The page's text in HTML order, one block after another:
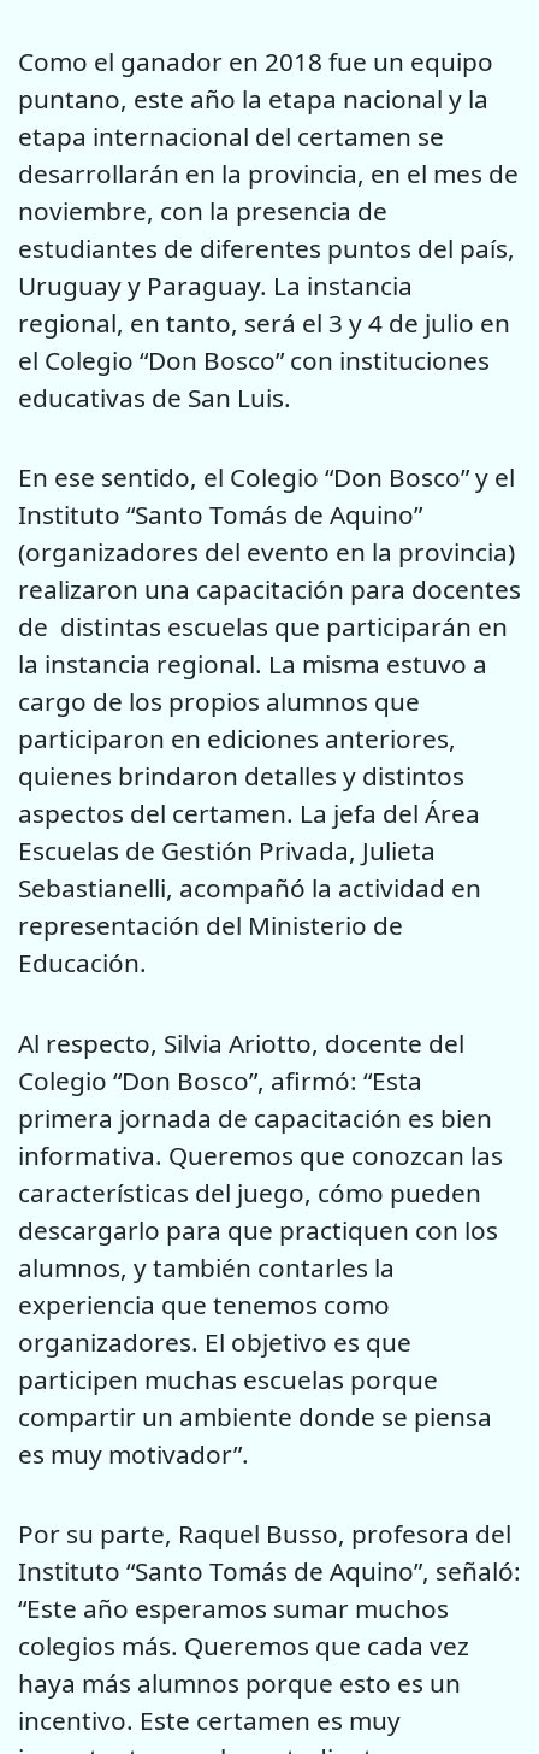
Como el ganador en 2018 fue un equipo
puntano, este año la etapa nacional y la
etapa internacional del certamen se
desarrollarán en la provincia, en el mes de
noviembre, con la presencia de
estudiantes de diferentes puntos del país,
Uruguay y Paraguay. La instancia
regional, en tanto, será el 3 y 4 de julio en
el Colegio “Don Bosco” con instituciones
educativas de San Luis.
En ese sentido, el Colegio “Don Bosco” y el
Instituto “Santo Tomás de Aquino”
(organizadores del evento en la provincia)
realizaron una capacitación para docentes
de distintas escuelas que participarán en
la instancia regional. La misma estuvo a
cargo de los propios alumnos que
participaron en ediciones anteriores,
quienes brindaron detalles y distintos
aspectos del certamen. La jefa del Área
Escuelas de Gestión Privada, Julieta
Sebastianelli, acompañó la actividad en
representación del Ministerio de
Educación.
Al respecto, Silvia Ariotto, docente del
Colegio “Don Bosco”, afirmó: “Esta
primera jornada de capacitación es bien
informativa. Queremos que conozcan las
características del juego, cómo pueden
descargarlo para que practiquen con los
alumnos, y también contarles la
experiencia que tenemos como
organizadores. El objetivo es que
participen muchas escuelas porque
compartir un ambiente donde se piensa
es muy motivador”.
Por su parte, Raquel Busso, profesora del
Instituto “Santo Tomás de Aquino”, señaló:
“Este año esperamos sumar muchos
colegios más. Queremos que cada vez
haya más alumnos porque esto es un
incentivo. Este certamen es muy